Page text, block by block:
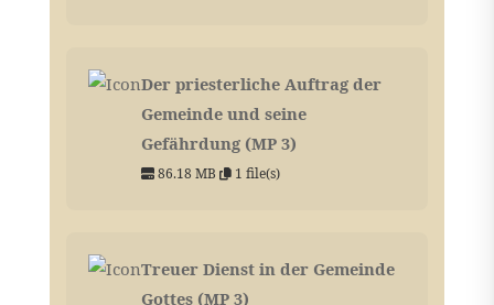
Der priesterliche Auftrag der
Gemeinde und seine
Gefährdung (MP 3)
86.18 MB 1 file(s)
Treuer Dienst in der Gemeinde
Gottes (MP 3)